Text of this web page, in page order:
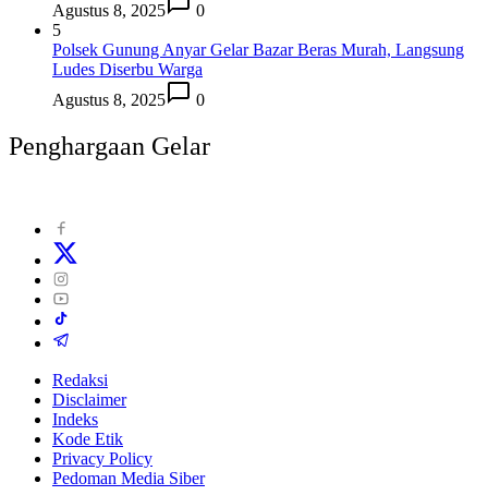
Agustus 8, 2025
0
5
Polsek Gunung Anyar Gelar Bazar Beras Murah, Langsung
Ludes Diserbu Warga
Agustus 8, 2025
0
Penghargaan Gelar
Redaksi
Disclaimer
Indeks
Kode Etik
Privacy Policy
Pedoman Media Siber